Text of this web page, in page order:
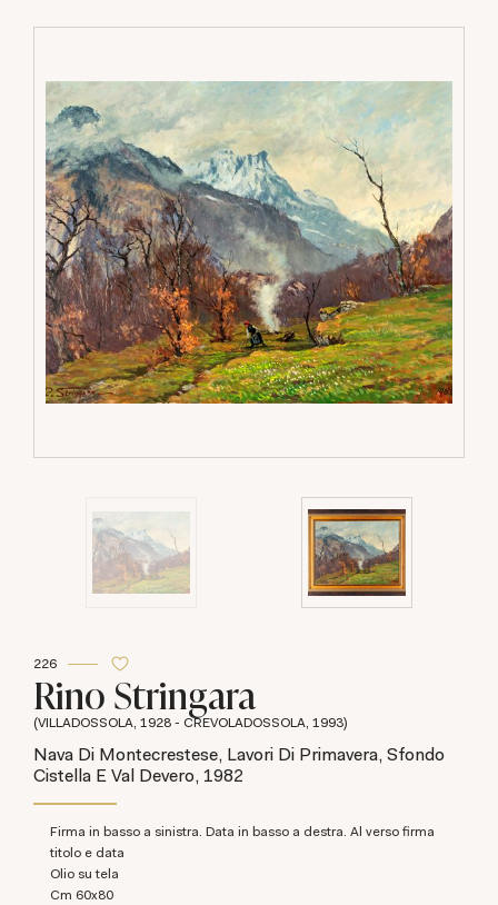
226
Rino Stringara
(VILLADOSSOLA, 1928 - CREVOLADOSSOLA, 1993)
Nava Di Montecrestese, Lavori Di Primavera, Sfondo
Cistella E Val Devero, 1982
Firma in basso a sinistra. Data in basso a destra. Al verso firma
titolo e data
olio su tela
cm 60x80